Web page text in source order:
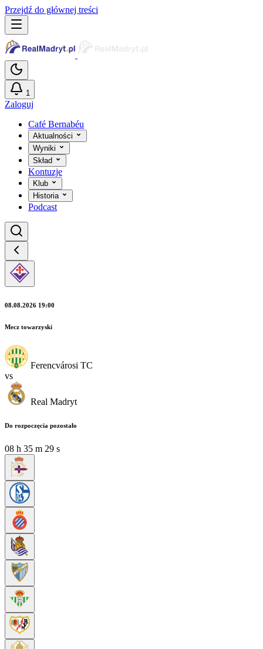
Przejdź do głównej treści
1
Zaloguj
Café Bernabéu
Aktualności
Wyniki
Skład
Kontuzje
Klub
Historia
Podcast
08.08.2026 19:00
Mecz towarzyski
Ferencvárosi TC
vs
Real Madryt
Do rozpoczęcia pozostało
08 h 35 m 27 s